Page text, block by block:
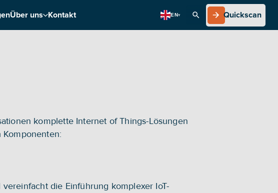
Über uns Kontakt EN▾
Quickscan
Quickscan
komplette Internet of Things-Lösungen
die Einführung komplexer IoT-